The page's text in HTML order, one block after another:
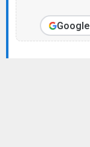
Google